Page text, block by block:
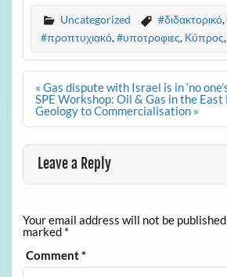
Uncategorized #διδακτορικό,
#προπτυχιακό,#υποτροφιες, Κύπρος,
Post
navigation
« Gas dispute with Israel is in ‘no
SPE Workshop: Oil & Gas in the East
Geology to Commercialisation »
Leave a Reply
Your email address will not be
marked *
Comment*